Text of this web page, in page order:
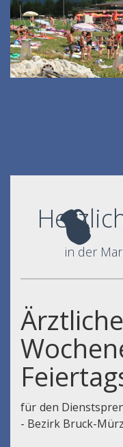
in der
für den
- Bezirk Bruck-